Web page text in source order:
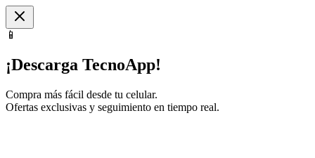
📱
¡Descarga TecnoApp!
Compra más fácil desde tu celular.
Ofertas exclusivas y seguimiento en tiempo real.